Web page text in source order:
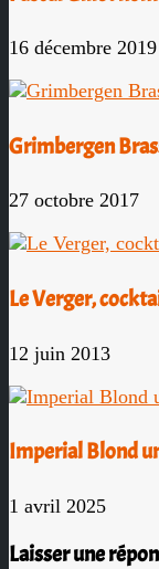
16 décembre 2019
Grimbergen
27 octobre 2017
Le Verger,
12 juin 2013
Imperial Blond
1 avril 2025
Laisser une